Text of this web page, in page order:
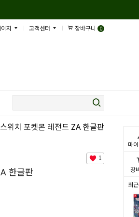
마
장
최
지 고객센터 장바구니 0
위치 포켓몬 레전드 ZA 한글판
1
한글판